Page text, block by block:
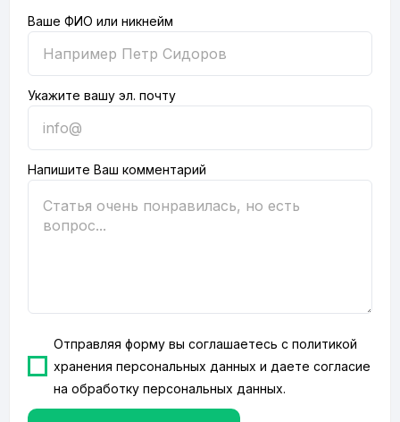
Ваше ФИО или никнейм
Укажите вашу эл. почту
Напишите Ваш комментарий
Отправляя форму вы соглашаетесь сполитикой
хранения персональных данных и даете согласие
наобработку персональных данных.